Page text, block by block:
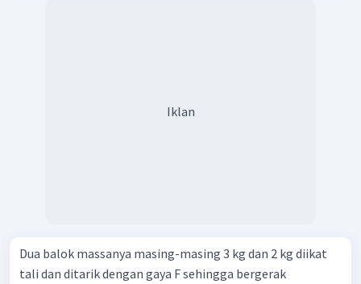
Iklan
Dua balok massanya masing-masing 3 kg dan 2 kg diikat
tali dan ditarik dengan gaya F sehingga bergerak